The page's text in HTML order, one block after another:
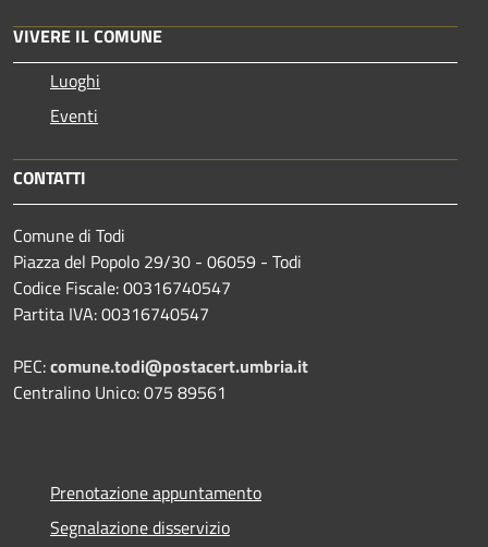
VIVERE IL COMUNE
Luoghi
Eventi
CONTATTI
Comune di Todi
Piazza del Popolo 29/30 - 06059 - Todi
Codice Fiscale: 00316740547
Partita IVA: 00316740547
PEC:comune.todi@postacert.umbria.it
Centralino Unico: 075 89561
Prenotazione appuntamento
Segnalazione disservizio